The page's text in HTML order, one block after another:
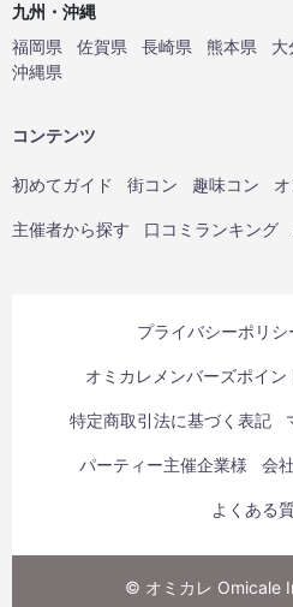
九州・沖縄
福岡県
佐賀県 長崎県 熊本県 大
沖縄県
コンテンツ
初めてガイド 街コン 趣味コン
主催者から探す 口コミランキング
プライバシーポリシ
オミカレメンバーズポイ
特定商取引法に基づく表記
パーティー主催企業様 会
よくある
© オミカレ Omicale